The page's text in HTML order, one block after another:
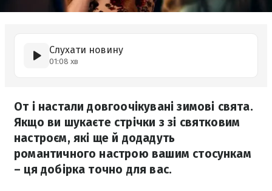
Слухати новину
01:08 хв
От і настали довгоочікувані зимові свята.
Якщо ви шукаєте стрічки з зі святковим
настроєм, які ще й додадуть
романтичного настрою вашим стосункам
– ця добірка точно для вас.